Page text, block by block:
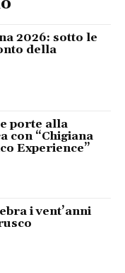
2026: sotto le
della
porte alla
con “Chigiana
Experience”
i vent’anni